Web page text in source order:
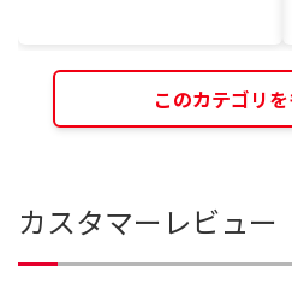
このカテゴリ
カスタマーレビュー